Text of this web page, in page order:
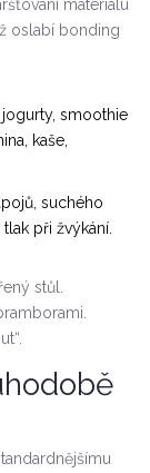
materiálu
oslabí bonding
jogurty, smoothie
kaše,
suchého
při žvýkání.
stůl.